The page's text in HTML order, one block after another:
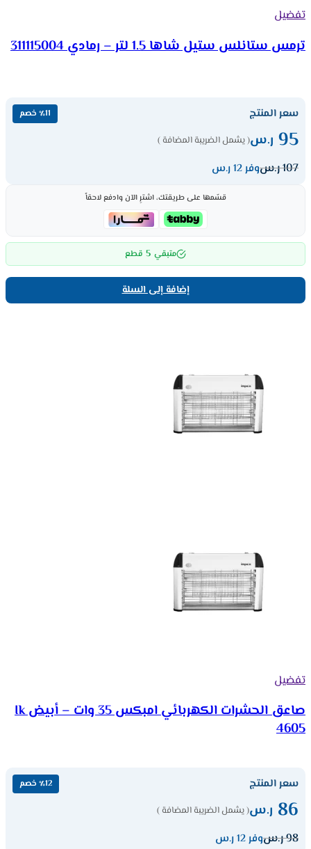
تفضيل
ترمس ستانلس ستيل شاها 1.5 لتر – رمادي 311115004
سعر المنتج ٪11 خصم
95 ر.س( يشمل الضريبة المضافة )
107ر.سوفر 12 ر.س
قسّمها على طريقتك، اشترِ الآن وادفع لاحقاً
متبقي 5 قطع
إضافة إلى السلة
تفضيل
صاعق الحشرات الكهربائي امبكس 35 وات – أبيض Ik
4605
سعر المنتج ٪12 خصم
86 ر.س( يشمل الضريبة المضافة )
98ر.سوفر 12 ر.س